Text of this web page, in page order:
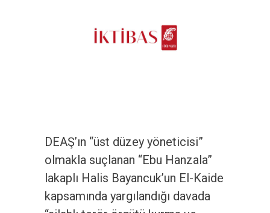
DEAŞ’ın “üst düzey yöneticisi”
olmakla suçlanan “Ebu Hanzala”
lakaplı Halis Bayancuk’un El-Kaide
kapsamında yargılandığı davada